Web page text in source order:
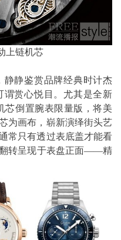
上链机芯
静鉴赏品牌经典时计杰
谓赏心悦目。尤其是全新
芯倒置腕表限量版，将美
为画布，崭新演绎街头艺
常只有透过表底盖才能看
转呈现于表盘正面——精